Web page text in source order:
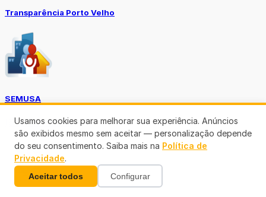
Transparência Porto Velho
SEMUSA
(69)3901-3176
Usamos cookies para melhorar sua experiência. Anúncios
são exibidos mesmo sem aceitar — personalização depende
do seu consentimento. Saiba mais na Política de
Privacidade.
Aceitar todos Configurar